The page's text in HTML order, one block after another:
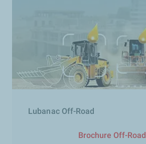
Lubanac Off-Road
Brochure Off-Road